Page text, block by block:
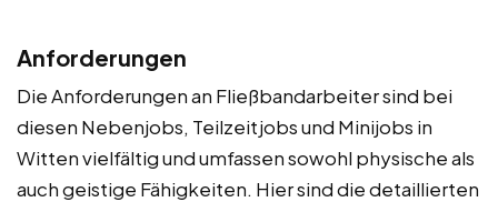
Anforderungen
Die Anforderungen an Fließbandarbeiter sind bei
diesen Nebenjobs, Teilzeitjobs und Minijobs in
Witten vielfältig und umfassen sowohl physische als
auch geistige Fähigkeiten. Hier sind die detaillierten